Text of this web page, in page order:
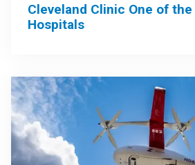
Cleveland Clinic One of the
Hospitals